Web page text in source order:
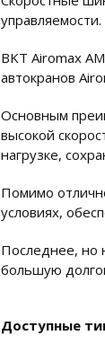
управляемости.
BKT Airomax
автокранов
Основным
высокой
нагрузке,
Помимо
условиях,
Последнее, но
большую
Доступные